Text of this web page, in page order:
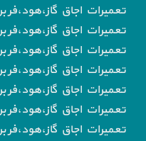
تعمیرات اجاق گاز،هود،فر
تعمیرات اجاق گاز،هود،فر
تعمیرات اجاق گاز،هود،فر
تعمیرات اجاق گاز،هود،فر
تعمیرات اجاق
تعمیرات اجاق گاز،هود،فر
تعمیرات اجاق گاز،هود،فر